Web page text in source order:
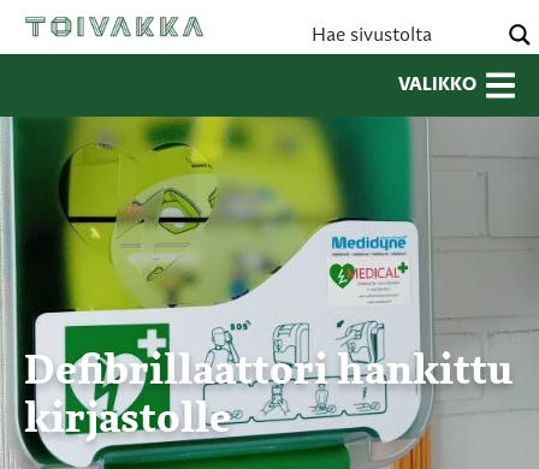
VALIKKO
Defibrillaattori hankittu
kirjastolle